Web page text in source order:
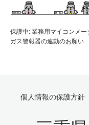
保護中: 業務用マイコンメー
ガス警報器の連動のお願い
個人情報の保護方針